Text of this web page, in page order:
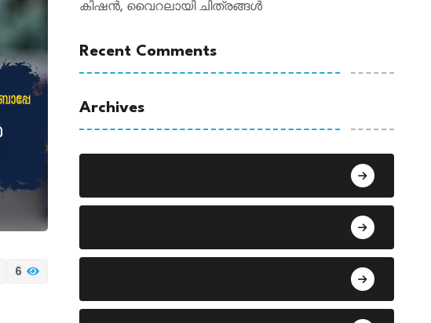
6
കിഷൻ, വൈറലായി ചിത്രങ്ങൾ
Recent Comments
Archives